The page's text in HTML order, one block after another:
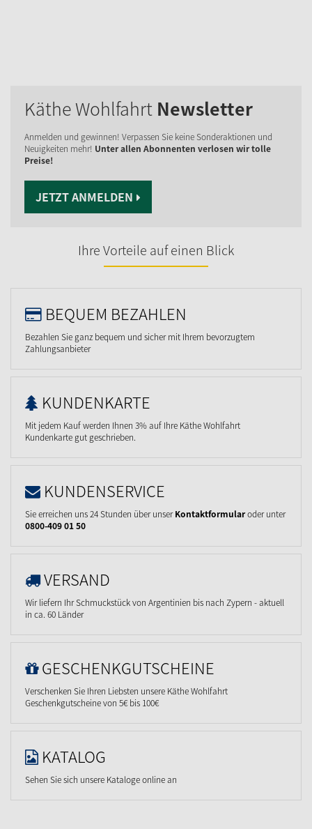
Käthe Wohlfahrt Newsletter
Anmelden und gewinnen! Verpassen Sie keine Sonderaktionen und
Neuigkeiten mehr! Unter allen Abonnenten verlosen wir tolle
Preise!
JETZT ANMELDEN
Ihre Vorteile auf einen Blick
BEQUEM BEZAHLEN
Bezahlen Sie ganz bequem und sicher mit Ihrem bevorzugtem
Zahlungsanbieter
KUNDENKARTE
Mit jedem Kauf werden Ihnen 3% auf Ihre Käthe Wohlfahrt
Kundenkarte gut geschrieben.
KUNDENSERVICE
Sie erreichen uns 24 Stunden über unserKontaktformularoder unter
0800-409 01 50
VERSAND
Wir liefern Ihr Schmuckstück von Argentinien bis nach Zypern - aktuell
in ca. 60 Länder
GESCHENKGUTSCHEINE
Verschenken Sie Ihren Liebsten unsere Käthe Wohlfahrt
Geschenkgutscheine von 5€ bis 100€
KATALOG
Sehen Sie sich unsere Kataloge online an